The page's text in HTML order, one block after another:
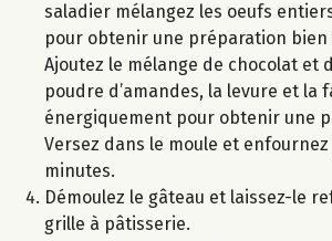
saladier mélangez les oeufs
pour obtenir une préparation bien
Ajoutez le mélange de chocolat et
poudre d’amandes, la levure et la
énergiquement pour obtenir une
Versez dans le moule et
minutes.
Démoulez le gâteau et laissez-le
grille à pâtisserie.